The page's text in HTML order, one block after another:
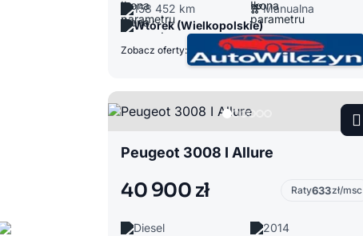
158 452 km
Manualna
Wtórek (Wielkopolskie)
Zobacz oferty:
Peugeot 3008 I Allure
40 900 zł Raty633zł/msc
Diesel
2014